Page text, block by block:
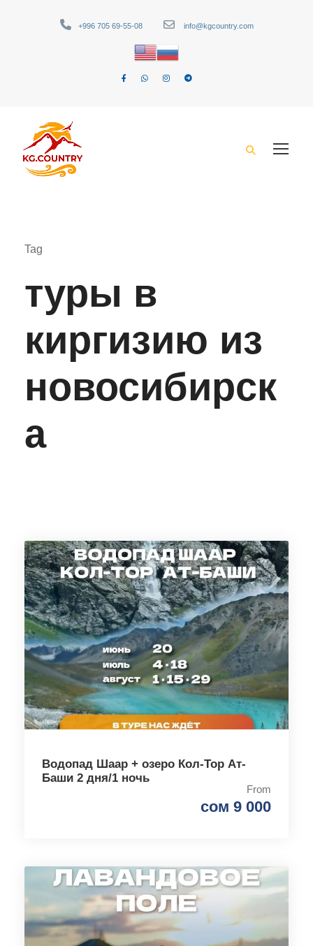
+996 705 69-55-08 info@kgcountry.com
Tag
туры в
киргизию из
новосибирск
а
Водопад Шаар + озеро Кол-Тор Ат-
Баши 2 дня/1 ночь
From
сом 9 000